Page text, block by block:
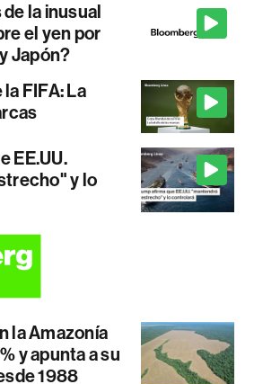
la inusual
el yen por
Japón?
FIFA: La
EE.UU.
y lo
la Amazonía
y apunta a su
1988